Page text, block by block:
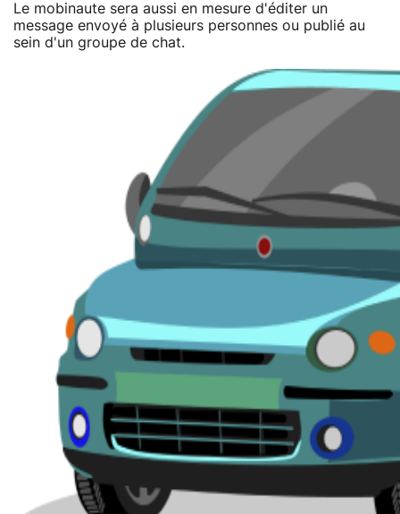
Le mobinaute sera aussi en mesure d'éditer un
message envoyé à plusieurs personnes ou publié au
sein d'un groupe de chat.